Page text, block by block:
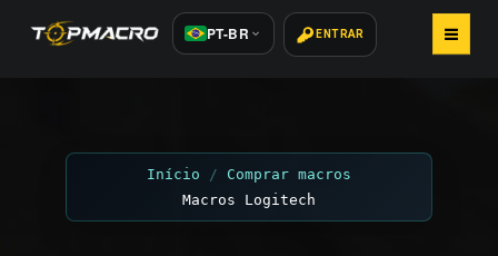
PT-BR ENTRAR
COMPRAR MACROS
COMO INSTALAR
Início
Comprar macros
Macros Logitech